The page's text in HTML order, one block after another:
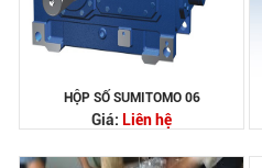
HỘP SỐ SUMITOMO 06
Giá: Liên hệ